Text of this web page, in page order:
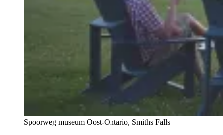
Spoorweg museum Oost-Ontario, Smiths Falls